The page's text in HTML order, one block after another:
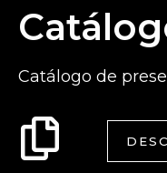
Catálogo de